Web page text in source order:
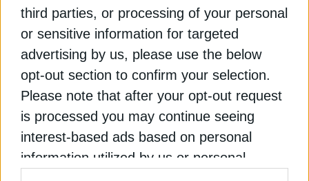
third parties, or processing of your personal
or sensitive information for targeted
advertising by us, please use the below
opt-out section to confirm your selection.
Please note that after your opt-out request
is processed you may continue seeing
interest-based ads based on personal
information utilized by us or personal
ΗΛΕΚΤΡΙΣΜΟΣ
Διακοπές ρεύματος σε Αττική τη Μεγάλη